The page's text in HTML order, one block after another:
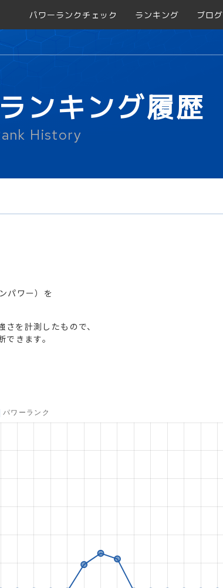
パワーランクチェック ランキング ブログ
ンキング履歴
History
パワー）を
を計測したもので、
きます。